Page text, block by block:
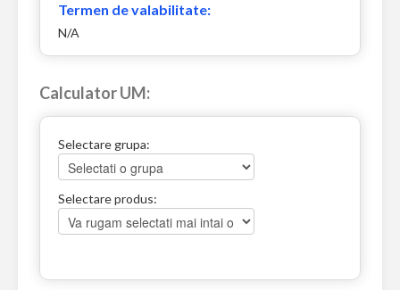
Termen de valabilitate:
N/A
Calculator UM:
Selectare grupa:
Selectare produs: